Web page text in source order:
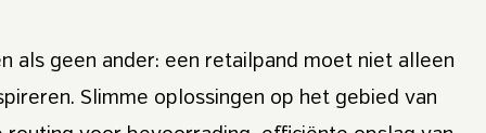
als geen ander: een retailpand moet niet alleen
Slimme oplossingen op het gebied van